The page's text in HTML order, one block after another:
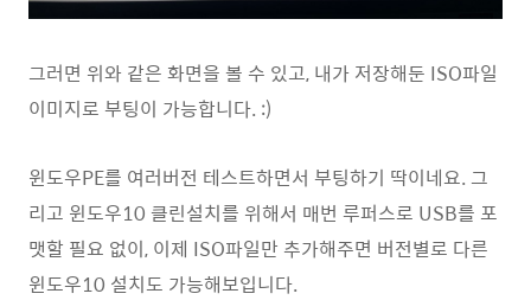
그러면 위와 같은 화면을 볼 수 있고, 내가 저장해둔 ISO파일
이미지로 부팅이 가능합니다. :)
윈도우PE를 여러버전 테스트하면서 부팅하기 딱이네요. 그
리고 윈도우10 클린설치를 위해서 매번 루퍼스로 USB를 포
맷할 필요 없이, 이제 ISO파일만 추가해주면 버전별로 다른
윈도우10 설치도 가능해보입니다.